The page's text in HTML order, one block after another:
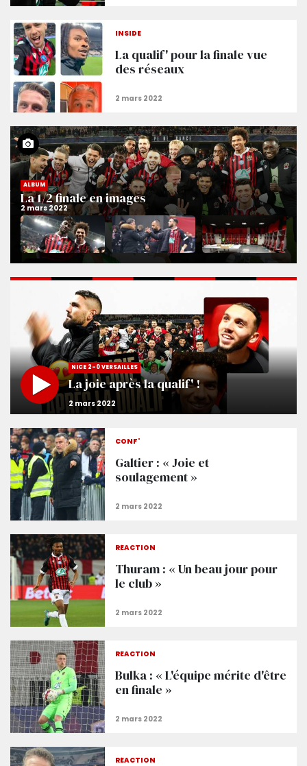
INSIDE
La qualif' pour la finale vue
des réseaux
ALBUM
La 1/2 finale en images
NICE 2-0 VERSAILLES
La joie après la qualif' !
CONF'
Galtier : « Joie et
soulagement »
RÉACTION
Thuram : « Un beau jour pour
le club »
RÉACTION
Bulka : « L'équipe mérite d'être
en finale »
RÉACTION